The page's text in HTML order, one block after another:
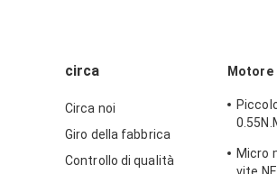
circa
Circa noi
Giro della fabbrica
Controllo di qualità
Motore
Micro